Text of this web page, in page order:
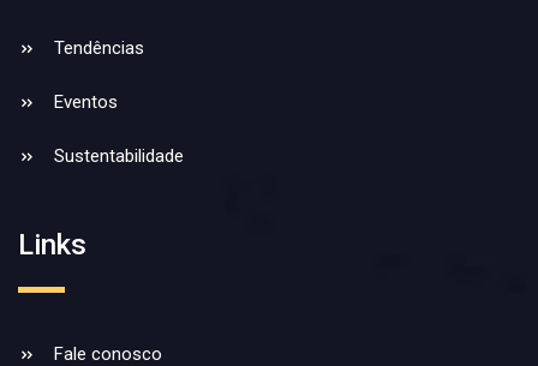
Tendências
Eventos
Sustentabilidade
Links
Fale conosco